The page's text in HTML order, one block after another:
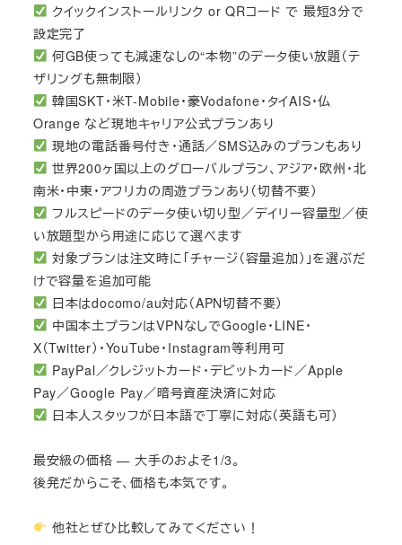
クイックインストールリンク or QRコード で 最短3分で
設定完了
何GB使っても減速なしの“本物”のデータ使い放題（テ
ザリングも無制限）
韓国SKT・米T-Mobile・豪Vodafone・タイAIS・仏
Orange など現地キャリア公式プランあり
現地の電話番号付き・通話／SMS込みのプランもあり
世界200ヶ国以上のグローバルプラン、アジア・欧州・北
南米・中東・アフリカの周遊プランあり（切替不要）
フルスピードのデータ使い切り型／デイリー容量型／使
い放題型から用途に応じて選べます
対象プランは注文時に「チャージ（容量追加）」を選ぶだ
けで容量を追加可能
日本はdocomo/au対応（APN切替不要）
中国本土プランはVPNなしでGoogle・LINE・
X（Twitter）・YouTube・Instagram等利用可
PayPal／クレジットカード・デビットカード／Apple
Pay／Google Pay／暗号資産決済に対応
日本人スタッフが日本語で丁寧に対応（英語も可）
最安級の価格 — 大手のおよそ1/3。
後発だからこそ、価格も本気です。
他社とぜひ比較してみてください！